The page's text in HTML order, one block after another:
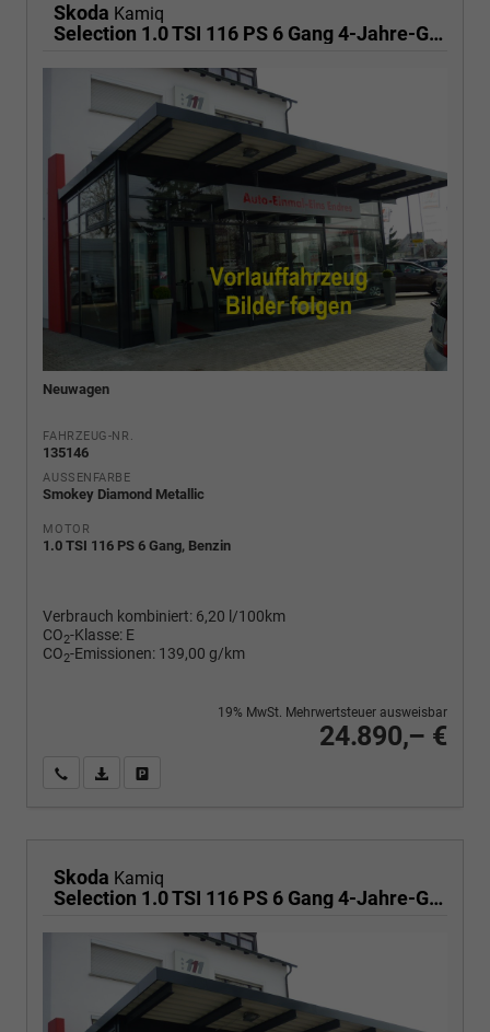
Skoda Kamiq
Selection 1.0 TSI 116 PS 6 Gang 4-Jahre-Garantie-Anhängerkupplung schwenkbar-Kessy-16" Alu-2-Zonen-Climatronic-Tempomat-LED-AppleCarPlay-AndroidAuto-Rückfahrkamera-2xPDC
Neuwagen
FAHRZEUG-NR.
135146
AUSSENFARBE
Smokey Diamond Metallic
MOTOR
1.0 TSI 116 PS 6 Gang, Benzin
Verbrauch kombiniert: 6,20 l/100km
CO2-Klasse: E
CO2-Emissionen: 139,00 g/km
24.890,– €
19% MwSt. Mehrwertsteuer ausweisbar
Wir rufen Sie anPDF-Fahrzeugexposé drucken
Skoda Kamiq
Selection 1.0 TSI 116 PS 6 Gang 4-Jahre-Garantie-Anhängerkupplung schwenkbar-Kessy-16" Alu-2-Zonen-Climatronic-Tempomat-LED-AppleCarPlay-AndroidAuto-Rückfahrkamera-2xPDC